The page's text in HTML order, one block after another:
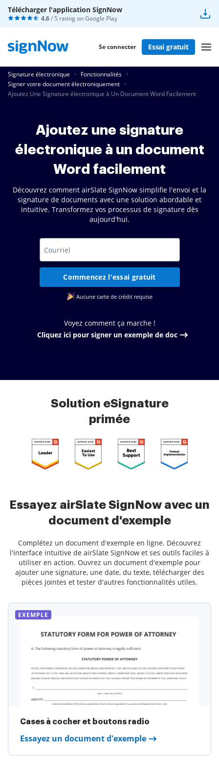
Télécharger l'application SignNow
4.6/ 5 rating onGoogle Play
Se connecter Essai gratuit
Signature électronique
Fonctionnalités
Signer votre document électroniquement
Ajoutez Une Signature électronique à Un Document Word Facilement
Ajoutez une signature
électronique à un document
Word facilement
Découvrez comment airSlate SignNow simplifie l'envoi et la
signature de documents avec une solution abordable et
intuitive. Transformez vos processus de signature dès
aujourd'hui.
Commencez l'essai gratuit
Aucune carte de crédit requise
Voyez comment ça marche !
Cliquez ici pour signer un exemple de doc
Solution eSignature
primée
Essayez airSlate SignNow avec un
document d'exemple
Complétez un document d'exemple en ligne. Découvrez
l'interface intuitive de airSlate SignNow et ses outils faciles à
utiliser en action. Ouvrez un document d'exemple pour
ajouter une signature, une date, du texte, télécharger des
pièces jointes et tester d'autres fonctionnalités utiles.
EXEMPLE
Cases à cocher et boutons radio
Essayez un document d'exemple